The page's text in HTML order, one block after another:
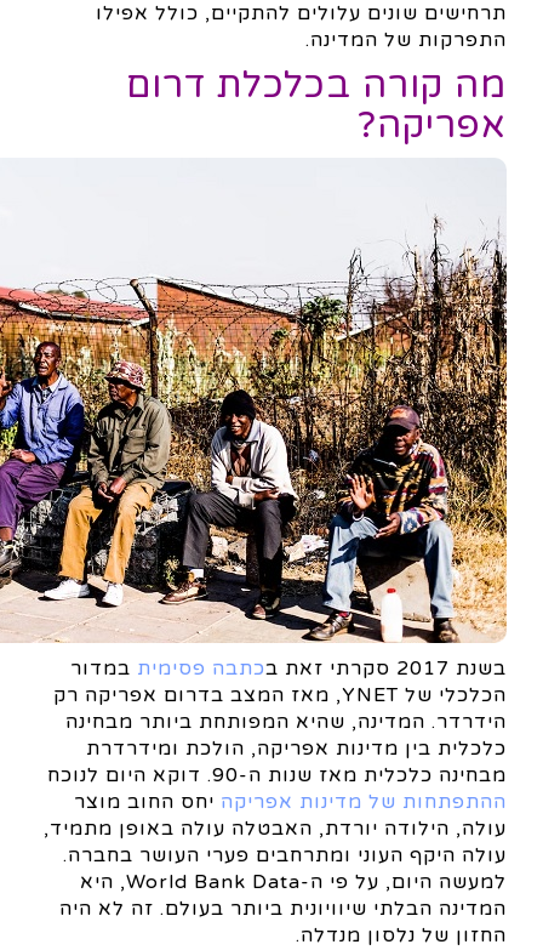
תרחישים שונים עלולים להתקיים, כולל אפילו
התפרקות של המדינה.
מה קורה בכלכלת דרום
אפריקה?
בשנת 2017 סקרתי זאת ב כתבה פסימית במדור
הכלכלי של YNET, מאז המצב בדרום אפריקה רק
הידרדר. המדינה, שהיא המפותחת ביותר מבחינה
כלכלית בין מדינות אפריקה, הולכת ומידרדרת
מבחינה כלכלית מאז שנות ה-90. דוקא היום לנוכח
ההתפתחות של מדינות אפריקה יחס החוב מוצר
עולה, הילודה יורדת, האבטלה עולה באופן מתמיד,
עולה היקף העוני ומתרחבים פערי העושר בחברה.
למעשה היום, על פי ה-World Bank Data, היא
המדינה הבלתי שיוויונית ביותר בעולם. זה לא היה
החזון של נלסון מנדלה.